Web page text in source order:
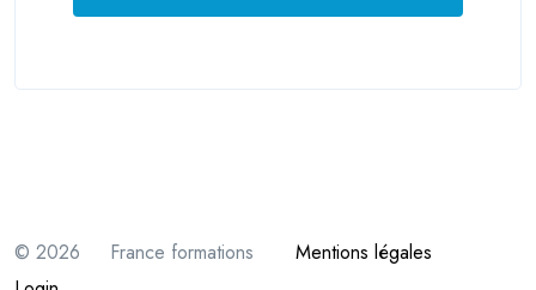
© 2026 France formations Mentions légales